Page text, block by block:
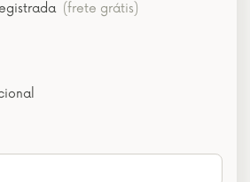
(frete grátis)